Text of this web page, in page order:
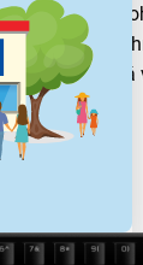
prvky pro
rozpozná